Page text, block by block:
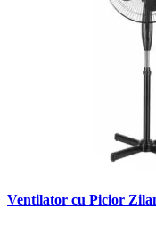
Ventilator cu Picior